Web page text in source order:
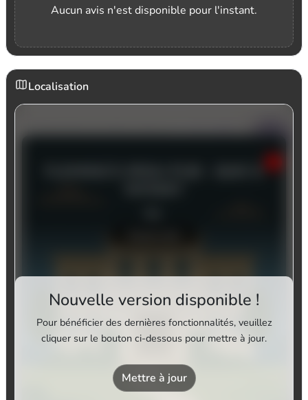
Aucun avis n'est disponible pour l'instant.
Localisation